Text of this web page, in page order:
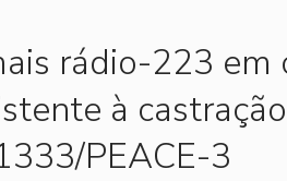
rádio-223 em
à
PEACE-3